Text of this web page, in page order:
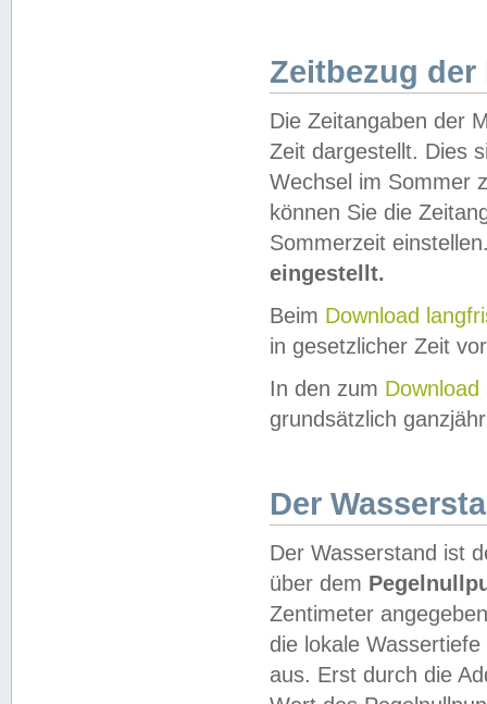
Zeitbezug der
Die Zeitangaben der
Zeit dargestellt. Dies
Wechsel im Sommer
können Sie die
Sommerzeit
eingestellt.
Beim Download
in gesetzlicher Zeit
In den zum Download
grundsätzlich
Der
Der Wasserstand ist
über dem
Zentimeter
die lokale
aus. Erst durch die